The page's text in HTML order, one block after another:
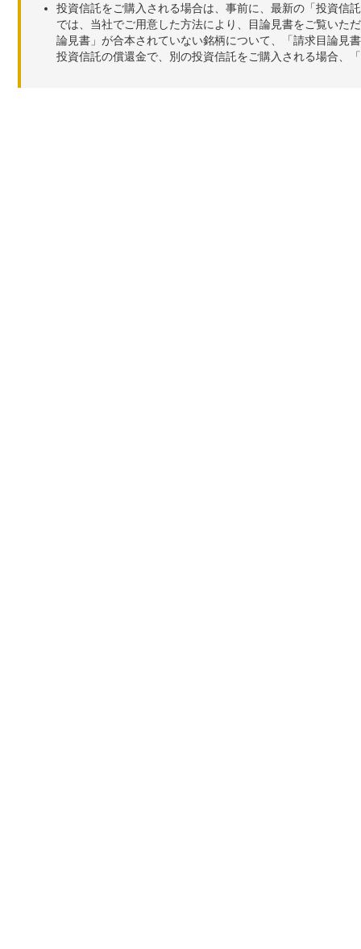
投資信託をご購入される場合は、事前に、最新の「投資信
では、当社でご用意した方法により、目論見書をご覧いた
論見書」が合本されていない銘柄について、「請求目論見
投資信託の償還金で、別の投資信託をご購入される場合、